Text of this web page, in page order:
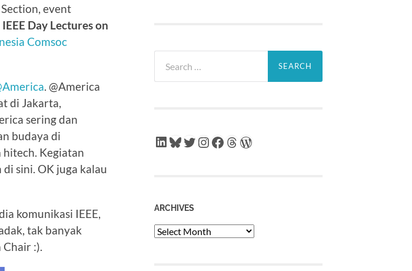
event
IEEE Day Lectures on
Comsoc
. @America
di Jakarta,
sering dan
budaya di
hitech. Kegiatan
sini. OK juga kalau
komunikasi IEEE,
tak banyak
:).
for:
LinkedIn
Bluesky
Twitter
Instagram
Facebook
Threads
WordPress
ARCHIVES
Archives